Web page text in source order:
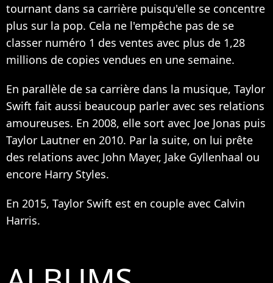
tournant dans sa carrière puisqu'elle se concentre
plus sur la pop. Cela ne l'empêche pas de se
classer numéro 1 des ventes avec plus de 1,28
millions de copies vendues en une semaine.
En parallèle de sa carrière dans la musique, Taylor
Swift fait aussi beaucoup parler avec ses relations
amoureuses. En 2008, elle sort avec Joe Jonas puis
Taylor Lautner en 2010. Par la suite, on lui prête
des relations avec John Mayer, Jake Gyllenhaal ou
encore Harry Styles.
En 2015, Taylor Swift est en couple avec Calvin
Harris.